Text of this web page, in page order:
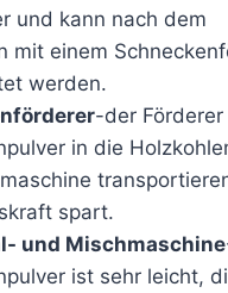
und kann nach dem
mit einem
werden.
-der
in die
spart.
und Mischmaschine
ist sehr leicht,